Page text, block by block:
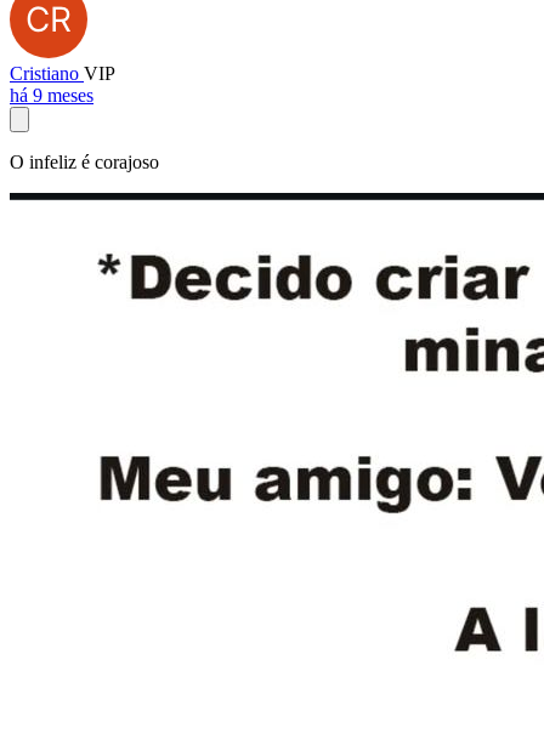
Cristiano VIP
há 9 meses
O infeliz é corajoso